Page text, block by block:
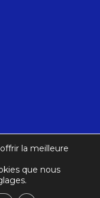
la meilleure
que nous